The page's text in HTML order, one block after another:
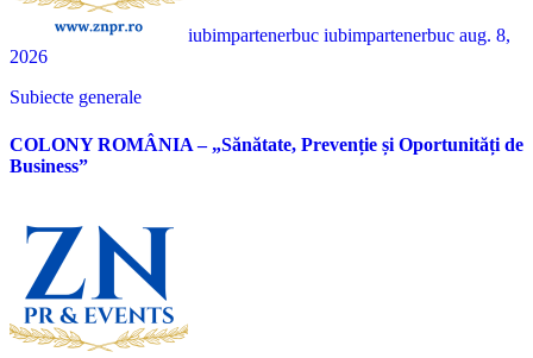
iubimpartenerbuc iubimpartenerbuc aug. 8,
2026
Subiecte generale
COLONY ROMÂNIA – „Sănătate, Prevenție și Oportunități de
Business”